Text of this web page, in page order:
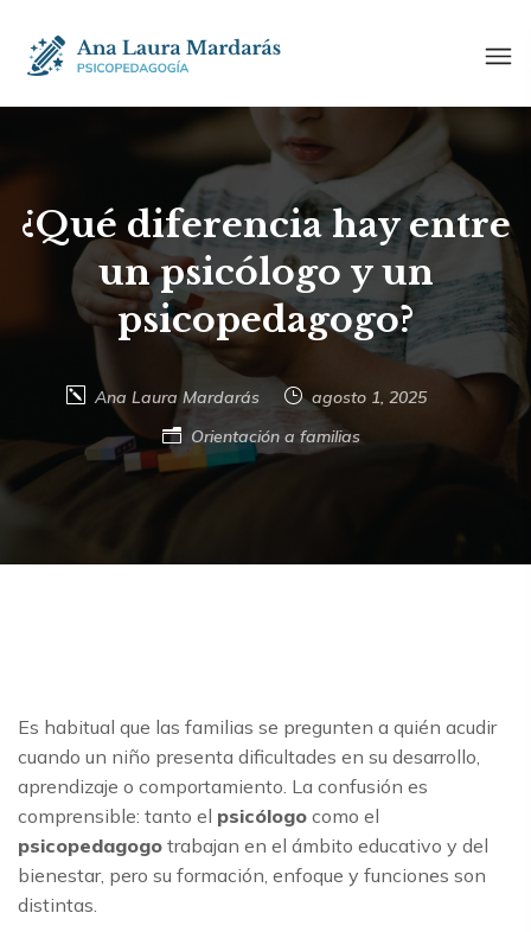
¿Qué diferencia hay entre
un psicólogo y un
psicopedagogo?
Ana Laura Mardarás
agosto 1, 2025
Orientación a familias
Es habitual que las familias se pregunten a quién acudir
cuando un niño presenta dificultades en su desarrollo,
aprendizaje o comportamiento. La confusión es
comprensible: tanto el psicólogo como el
psicopedagogo trabajan en el ámbito educativo y del
bienestar, pero su formación, enfoque y funciones son
distintas.